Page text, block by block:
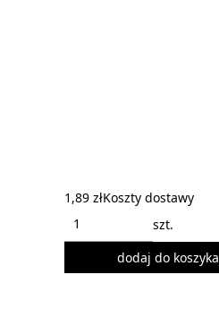
1,89 złKoszty dostawy
szt.
dodaj do koszyka